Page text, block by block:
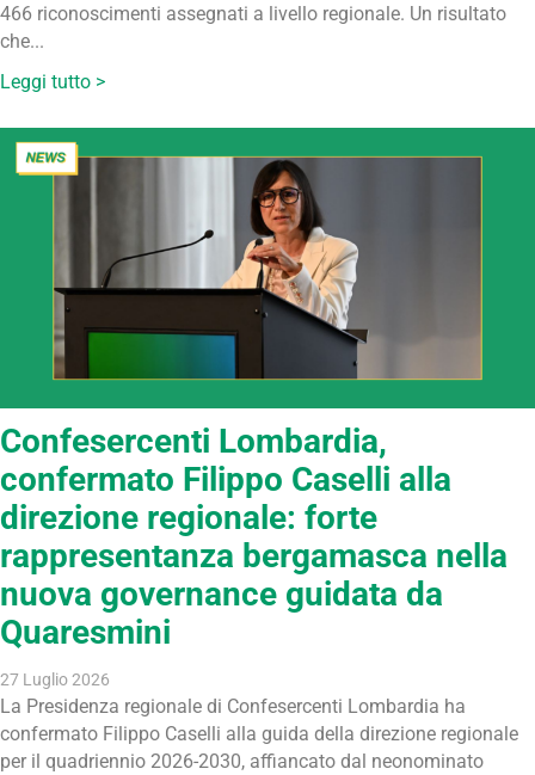
466 riconoscimenti assegnati a livello regionale. Un risultato
che...
Leggi tutto >
Confesercenti Lombardia,
confermato Filippo Caselli alla
direzione regionale: forte
rappresentanza bergamasca nella
nuova governance guidata da
Quaresmini
27 Luglio 2026
La Presidenza regionale di Confesercenti Lombardia ha
confermato Filippo Caselli alla guida della direzione regionale
per il quadriennio 2026-2030, affiancato dal neonominato